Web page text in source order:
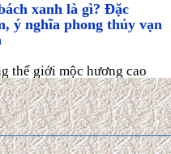
thế giới mộc hương cao
ví như "quân vương" của